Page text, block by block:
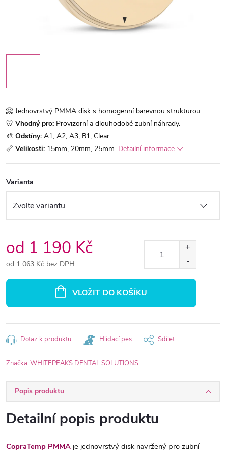
📀 Jednovrstvý PMMA disk s homogenní barevnou strukturou.
🦷 Vhodný pro: Provizorní a dlouhodobé zubní náhrady.
🎨 Odstíny: A1, A2, A3, B1, Clear.
📏 Velikosti: 15mm, 20mm, 25mm. Detailní informace
Varianta
od 1 190 Kč
od 1 063 Kč bez DPH
VLOŽIT DO KOŠÍKU
Dotaz k produktu Hlídací pes Sdílet
Značka: WHITEPEAKS DENTAL SOLUTIONS
Popis produktu
Detailní popis produktu
CopraTemp PMMA je jednovrstvý disk navržený pro zubní